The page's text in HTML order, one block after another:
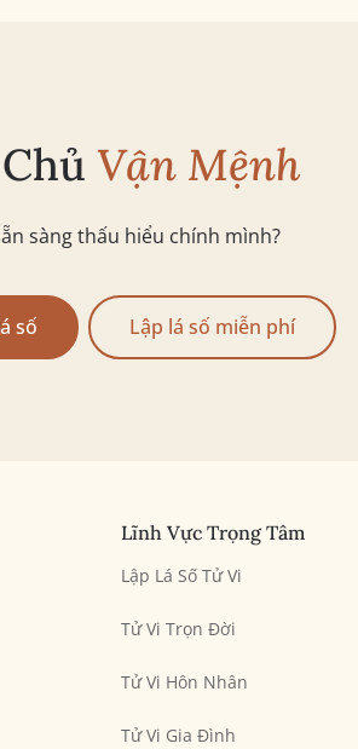
Vận Mệnh
sàng thấu hiểu chính mình?
số Lập lá số miễn phí
Lĩnh Vực Trọng Tâm
Lập Lá Số Tử Vi
Tử Vi Trọn Đời
Tử Vi Hôn Nhân
Tử Vi Gia Đình